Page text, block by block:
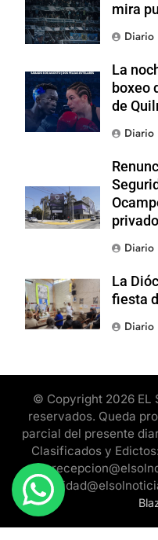
mira
Diario
La
boxeo
de
Diario
Diario
La
fiesta
Diario
© Copyright 2026 EL
reservados. Queda
parcial del presente
Clasificados y